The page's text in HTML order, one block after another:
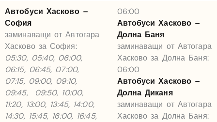
Автобуси Хасково –
София
заминаващи от Автогара
Хасково за София:
05:30, 05:40, 06:00,
06:15, 06:45, 07:00,
07:15, 09:00, 09:10,
09:45, 09:50, 10:00,
11:20, 13:00, 13:45, 14:00,
14:30, 15:45, 16:00, 16:45,
06:00
Автобуси Хасково –
Долна Баня
заминаващи от Автогара
Хасково за Долна Баня:
06:00
Автобуси Хасково –
Долна Диканя
заминаващи от Автогара
Хасково за Долна Баня: